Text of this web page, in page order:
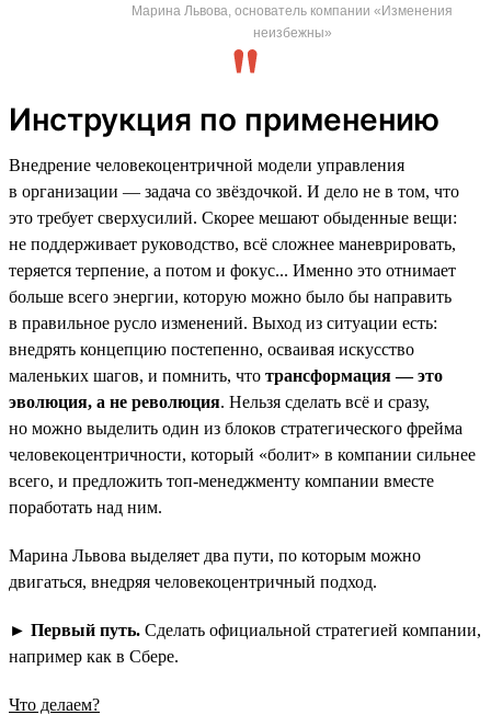
Марина Львова, основатель компании «Изменения
неизбежны»
Инструкция по применению
Внедрение человекоцентричной модели управления
в организации — задача со звёздочкой. И дело не в том, что
это требует сверхусилий. Скорее мешают обыденные вещи:
не поддерживает руководство, всё сложнее маневрировать,
теряется терпение, а потом и фокус... Именно это отнимает
больше всего энергии, которую можно было бы направить
в правильное русло изменений. Выход из ситуации есть:
внедрять концепцию постепенно, осваивая искусство
маленьких шагов, и помнить, что трансформация — это
эволюция, а не революция. Нельзя сделать всё и сразу,
но можно выделить один из блоков стратегического фрейма
человекоцентричности, который «болит» в компании сильнее
всего, и предложить топ-менеджменту компании вместе
поработать над ним.
Марина Львова выделяет два пути, по которым можно
двигаться, внедряя человекоцентричный подход.
► Первый путь. Сделать официальной стратегией компании,
например как в Сбере.
Что делаем?